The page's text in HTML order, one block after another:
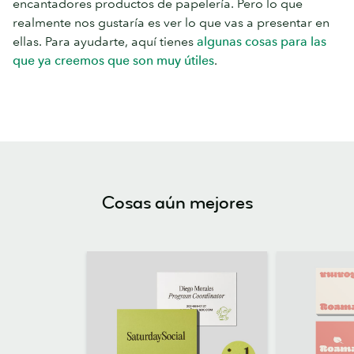
realmente nos gustaría es ver lo que vas a presentar en
ellas. Para ayudarte, aquí tienes algunas cosas para las
que ya creemos que son muy útiles.
Cosas aún mejores